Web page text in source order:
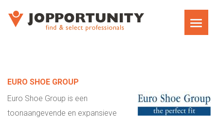
EURO SHOE GROUP
Euro Shoe Group is een
toonaangevende en expansieve